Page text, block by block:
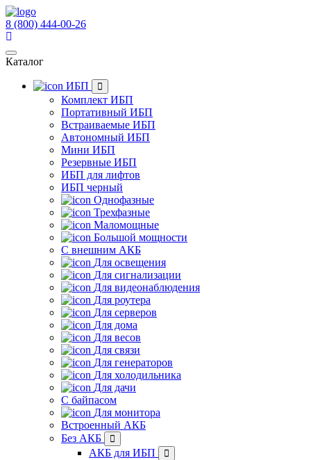
8 (800) 444-00-26
Каталог
ИБП
Комплект ИБП
Портативный ИБП
Встраиваемые ИБП
Автономный ИБП
Мини ИБП
Резервные ИБП
ИБП для лифтов
ИБП черный
Однофазные
Трехфазные
Маломощные
Большой мощности
С внешним АКБ
Для освещения
Для сигнализации
Для видеонаблюдения
Для роутера
Для серверов
Для дома
Для весов
Для связи
Для генераторов
Для холодильника
Для дачи
С байпасом
Для монитора
Встроенный АКБ
Без АКБ
АКБ для ИБП